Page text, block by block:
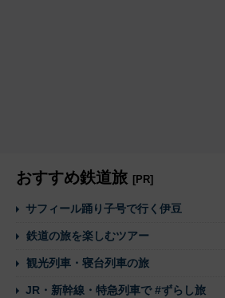
おすすめ鉄道旅 [PR]
サフィール踊り子号で行く伊豆
鉄道の旅を楽しむツアー
観光列車・寝台列車の旅
JR・新幹線・特急列車で #ずらし旅